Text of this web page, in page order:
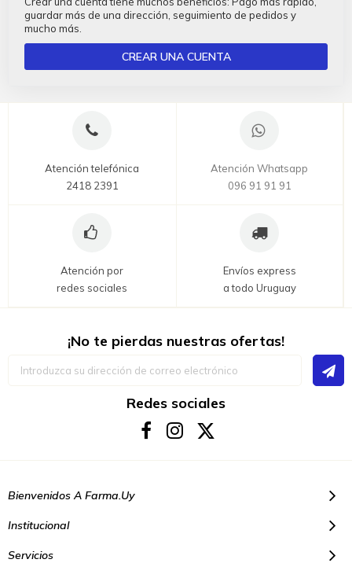
guardar más de una dirección, seguimiento de pedidos y
mucho más.
CREAR UNA CUENTA
Atención telefónica
2418 2391
Atención Whatsapp
096 91 91 91
Atención por
redes sociales
Envíos express
a todo Uruguay
¡No te pierdas nuestras ofertas!
Redes sociales
Bienvenidos A Farma.uy
Institucional
Servicios